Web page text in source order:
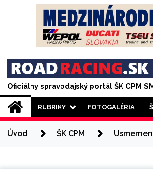
Oficiálny spravodajský portál ŠK CPM
RUBRIKY FOTOGALÉRIA
Úvod ŠK CPM